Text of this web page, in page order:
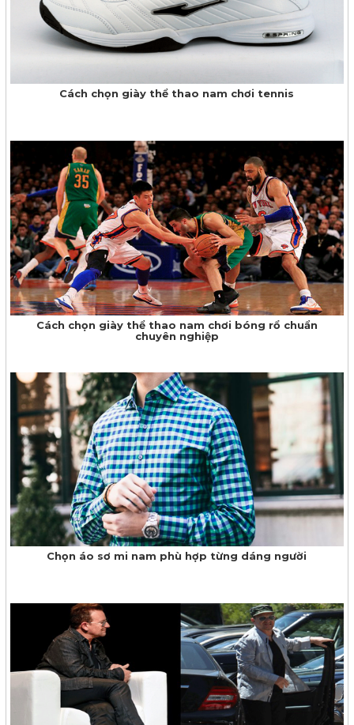
Cách chọn giày thể thao nam chơi tennis
Cách chọn giày thể thao nam chơi bóng rổ chuẩn
chuyên nghiệp
Chọn áo sơ mi nam phù hợp từng dáng người